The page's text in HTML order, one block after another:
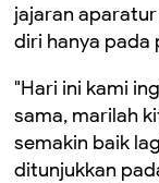
jajaran
diri hanya pada
"Hari ini kami
sama, marilah
semakin baik
ditunjukkan